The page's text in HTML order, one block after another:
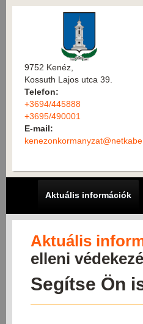
9752 Kenéz,
Kossuth Lajos utca 39.
Telefon:
+3694/445888
+3695/490001
E-mail:
Aktuális információk
Aktuális
elleni
Segítse Ön